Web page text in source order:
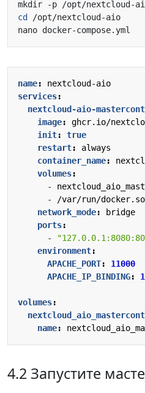
cd
name:
nextcloud-aio
services:
nextcloud-aio-
image:
ghcr.io/
init:
true
restart:
always
container_name:
volumes:
-
- /var/run/
network_mode:
bridge
ports:
-
environment:
APACHE_PORT:
11000
APACHE_IP_BINDING:
volumes:
name:
4.2 Запустите